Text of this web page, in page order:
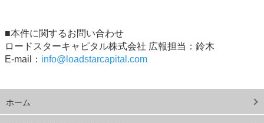
ホーム
■本件に関するお問い合わせ
ロードスターキャピタル株式会社 広報担当：鈴木
E-mail： info@loadstarcapital.com